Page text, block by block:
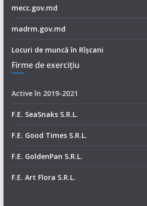
mecc.gov.md
madrm.gov.md
Locuri de muncă în Rîșcani
Firme de exerciţiu
Active în 2019-2021
F.E. SeaSnaks S.R.L.
F.E. Good Times S.R.L.
F.E. GoldenPan S.R.L.
F.E. Art Flora S.R.L.